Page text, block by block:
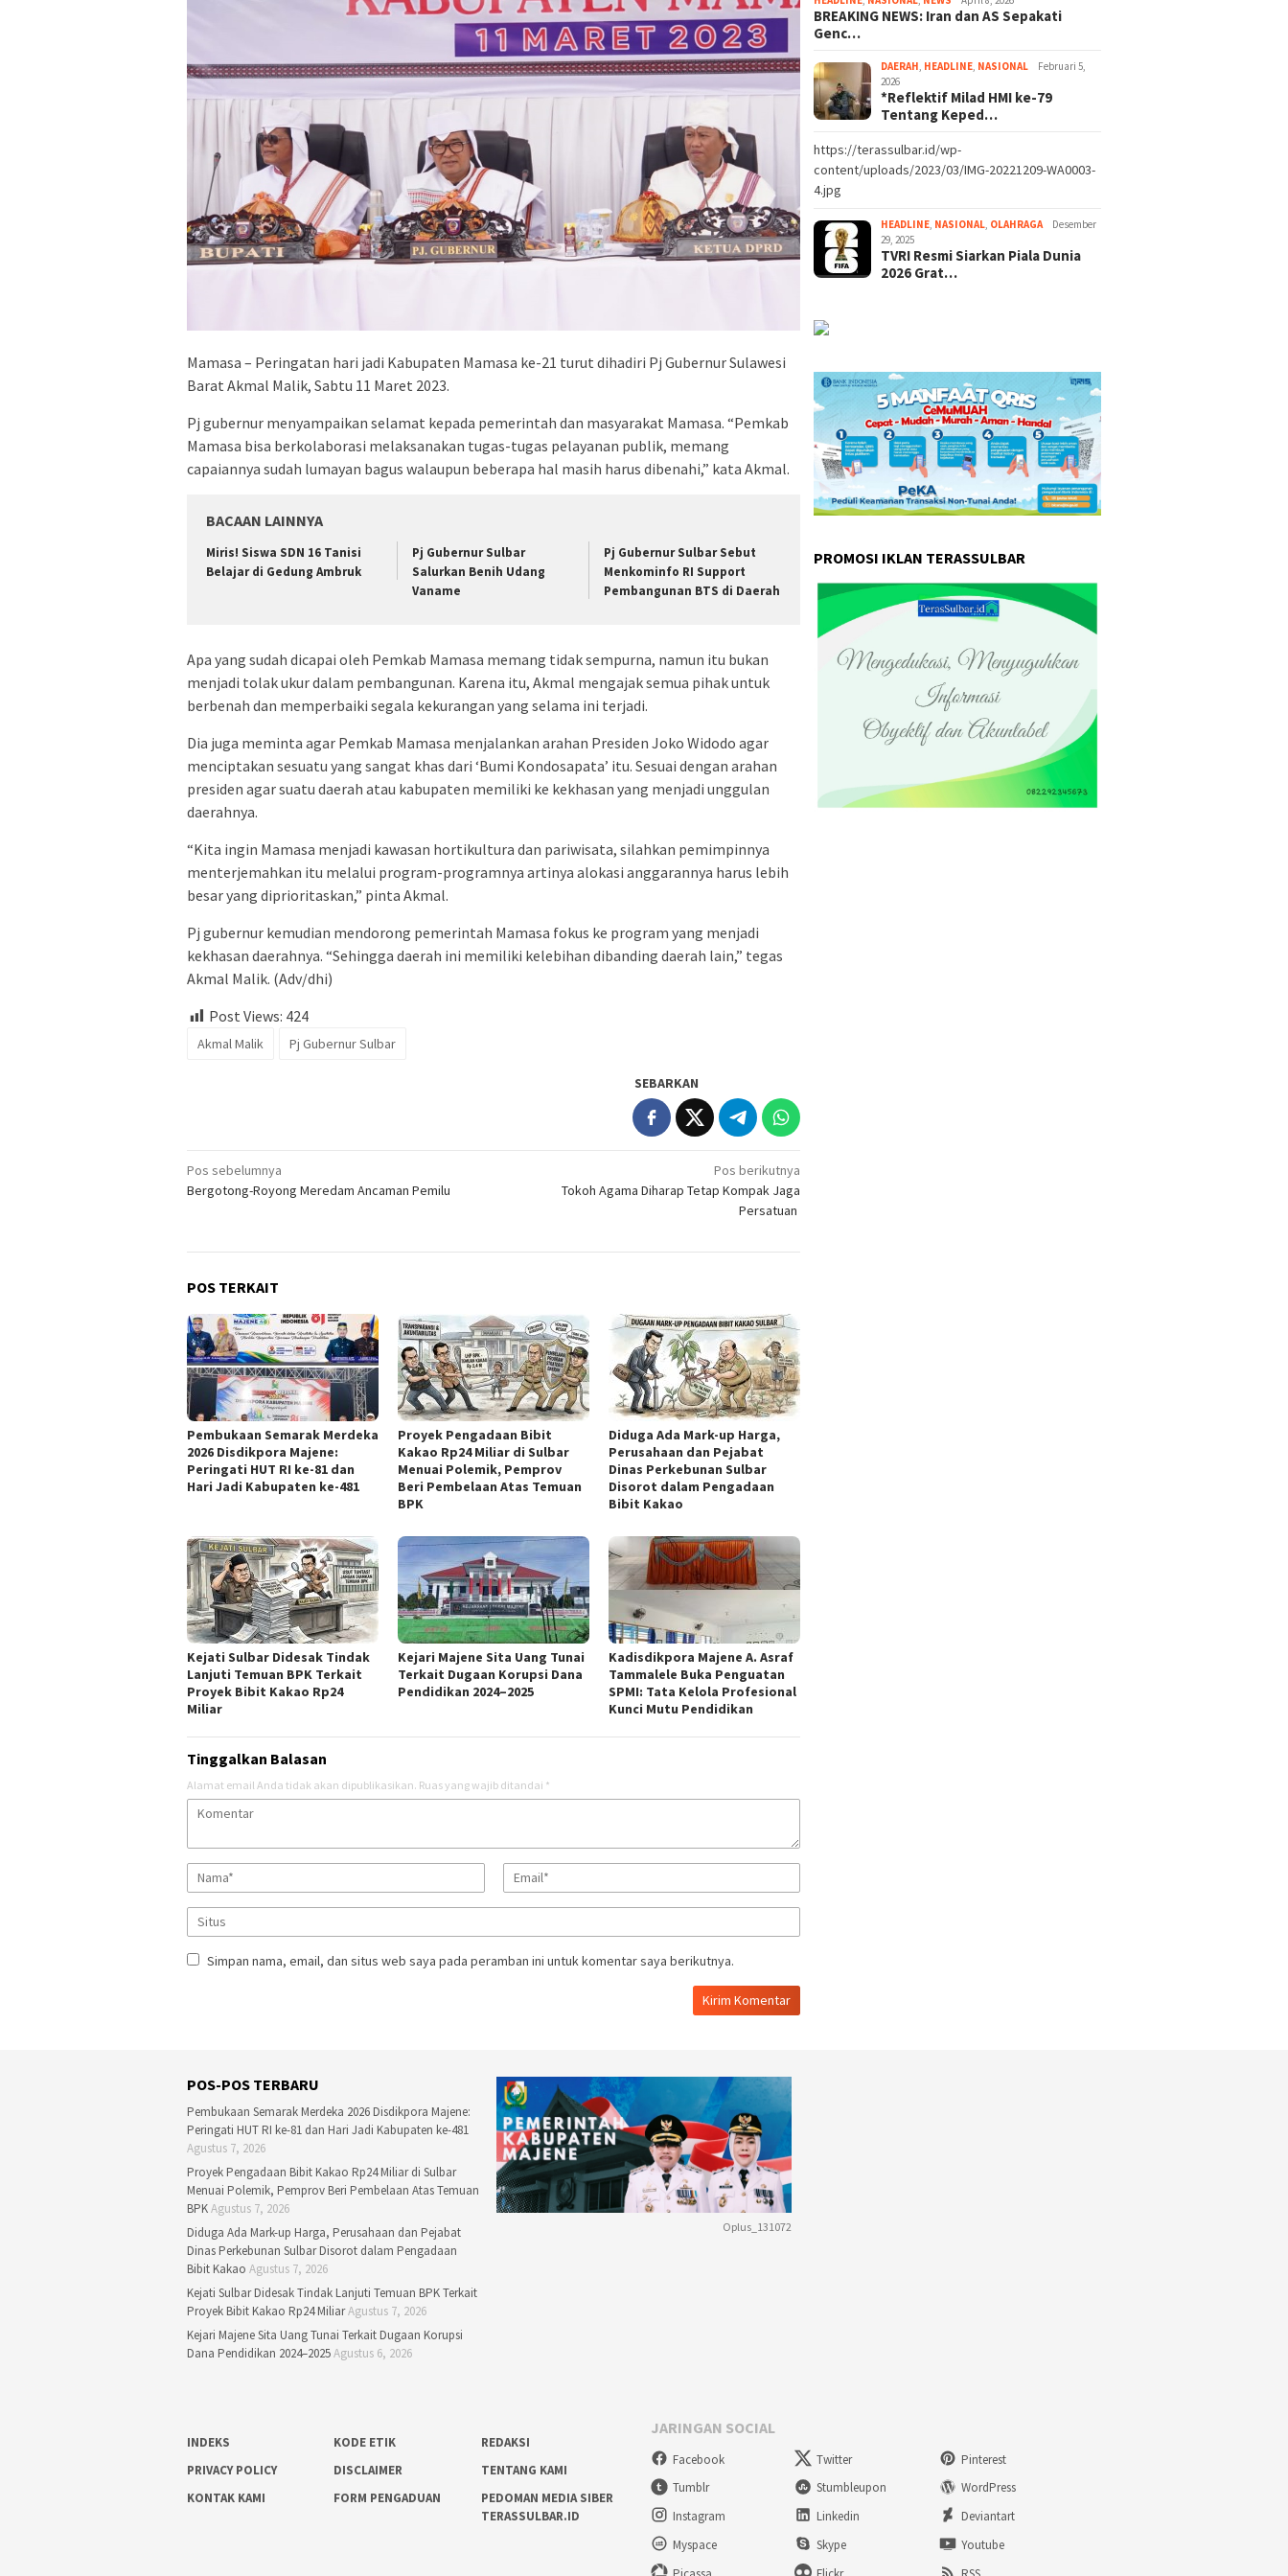
Mamasa – Peringatan hari jadi Kabupaten Mamasa ke-21 turut dihadiri Pj Gubernur Sulawesi
Barat Akmal Malik, Sabtu 11 Maret 2023.
Pj gubernur menyampaikan selamat kepada pemerintah dan masyarakat Mamasa. “Pemkab
Mamasa bisa berkolaborasi melaksanakan tugas-tugas pelayanan publik, memang
capaiannya sudah lumayan bagus walaupun beberapa hal masih harus dibenahi,” kata Akmal.
BACAAN LAINNYA
Miris! Siswa SDN 16 Tanisi
Belajar di Gedung Ambruk
Pj Gubernur Sulbar
Salurkan Benih Udang
Vaname
Pj Gubernur Sulbar Sebut
Menkominfo RI Support
Pembangunan BTS di Daerah
Apa yang sudah dicapai oleh Pemkab Mamasa memang tidak sempurna, namun itu bukan
menjadi tolak ukur dalam pembangunan. Karena itu, Akmal mengajak semua pihak untuk
berbenah dan memperbaiki segala kekurangan yang selama ini terjadi.
Dia juga meminta agar Pemkab Mamasa menjalankan arahan Presiden Joko Widodo agar
menciptakan sesuatu yang sangat khas dari ‘Bumi Kondosapata’ itu. Sesuai dengan arahan
presiden agar suatu daerah atau kabupaten memiliki ke kekhasan yang menjadi unggulan
daerahnya.
“Kita ingin Mamasa menjadi kawasan hortikultura dan pariwisata, silahkan pemimpinnya
menterjemahkan itu melalui program-programnya artinya alokasi anggarannya harus lebih
besar yang diprioritaskan,” pinta Akmal.
Pj gubernur kemudian mendorong pemerintah Mamasa fokus ke program yang menjadi
kekhasan daerahnya. “Sehingga daerah ini memiliki kelebihan dibanding daerah lain,” tegas
Akmal Malik. (Adv/dhi)
Post Views: 424
Akmal Malik Pj Gubernur Sulbar
SEBARKAN
Navigasi
pos
Pos sebelumnya
Bergotong-Royong Meredam Ancaman Pemilu
Pos berikutnya
Tokoh Agama Diharap Tetap Kompak Jaga
Persatuan
POS TERKAIT
Pembukaan Semarak Merdeka
2026 Disdikpora Majene:
Peringati HUT RI ke-81 dan
Hari Jadi Kabupaten ke-481
Proyek Pengadaan Bibit
Kakao Rp24 Miliar di Sulbar
Menuai Polemik, Pemprov
Beri Pembelaan Atas Temuan
BPK
Diduga Ada Mark-up Harga,
Perusahaan dan Pejabat
Dinas Perkebunan Sulbar
Disorot dalam Pengadaan
Bibit Kakao
Kejati Sulbar Didesak Tindak
Lanjuti Temuan BPK Terkait
Proyek Bibit Kakao Rp24
Miliar
Kejari Majene Sita Uang Tunai
Terkait Dugaan Korupsi Dana
Pendidikan 2024–2025
Kadisdikpora Majene A. Asraf
Tammalele Buka Penguatan
SPMI: Tata Kelola Profesional
Kunci Mutu Pendidikan
Tinggalkan Balasan
Alamat email Anda tidak akan dipublikasikan. Ruas yang wajib ditandai *
Simpan nama, email, dan situs web saya pada peramban ini untuk komentar saya berikutnya.
BREAKING NEWS: Iran dan AS Sepakati
Genc…
DAERAH HEADLINE NASIONAL
Februari 5,
2026
*Reflektif Milad HMI ke-79
Tentang Keped…
https://terassulbar.id/wp-
content/uploads/2023/03/IMG-20221209-WA0003-
4.jpg
HEADLINE NASIONAL OLAHRAGA
Desember
29, 2025
TVRI Resmi Siarkan Piala Dunia
2026 Grat…
PROMOSI IKLAN TERASSULBAR
POS-POS TERBARU
Pembukaan Semarak Merdeka 2026 Disdikpora Majene:
Peringati HUT RI ke-81 dan Hari Jadi Kabupaten ke-481
Agustus 7, 2026
Proyek Pengadaan Bibit Kakao Rp24 Miliar di Sulbar
Menuai Polemik, Pemprov Beri Pembelaan Atas Temuan
BPKAgustus 7, 2026
Diduga Ada Mark-up Harga, Perusahaan dan Pejabat
Dinas Perkebunan Sulbar Disorot dalam Pengadaan
Bibit Kakao Agustus 7, 2026
Kejati Sulbar Didesak Tindak Lanjuti Temuan BPK Terkait
Proyek Bibit Kakao Rp24 MiliarAgustus 7, 2026
Kejari Majene Sita Uang Tunai Terkait Dugaan Korupsi
Dana Pendidikan 2024–2025Agustus 6, 2026
Oplus_131072
INDEKS KODE ETIK
REDAKSI
PRIVACY POLICY
DISCLAIMER
TENTANG KAMI
KONTAK KAMI
FORM PENGADUAN
PEDOMAN MEDIA SIBER
TERASSULBAR.ID
JARINGAN SOCIAL
Facebook Twitter
Pinterest
Tumblr
Stumbleupon
WordPress
Instagram
Linkedin
Deviantart
Myspace
Skype
Youtube